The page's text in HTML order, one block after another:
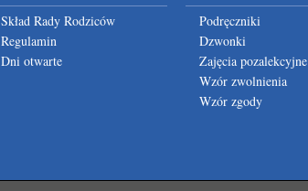
Skład Rady Rodziców
Regulamin
Dni otwarte
Podręczniki
Dzwonki
Zajęcia pozalekcyjne
Wzór zwolnienia
Wzór zgody